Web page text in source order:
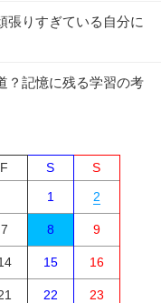
張りすぎている自分に
？記憶に残る学習の考
F S
S
1
2
7 8 9
15 16
22 23